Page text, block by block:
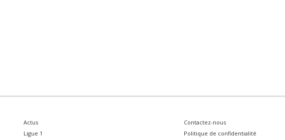
Actus
Ligue 1
Contactez-nous
Politique de confidentialité